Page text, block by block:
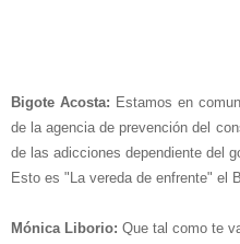
Bigote Acosta: Estamos en
de la agencia de prevención del
de las adicciones dependiente del
Esto es "La vereda de enfrente" el
Mónica Liborio: Que tal como te